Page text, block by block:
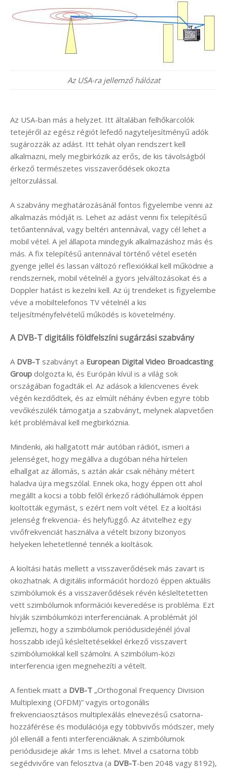
Az USA-ra jellemző hálózat
Az USA-ban más a helyzet. Itt általában felhőkarcolók
tetejéről az egész régiót lefedő nagyteljesítményű adók
sugározzák az adást. Itt tehát olyan rendszert kell
alkalmazni, mely megbirkózik az erős, de kis távolságból
érkező természetes visszaverődések okozta
jeltorzulással.
A szabvány meghatározásánál fontos figyelembe venni az
alkalmazás módját is. Lehet az adást venni fix telepítésű
tetőantennával, vagy beltéri antennával, vagy cél lehet a
mobil vétel. A jel állapota mindegyik alkalmazáshoz más és
más. A fix telepítésű antennával történő vétel esetén
gyenge jellel és lassan változó reflexiókkal kell működnie a
rendszernek, mobil vételnél a gyors jelváltozásokat és a
Doppler hatást is kezelni kell. Az új trendeket is figyelembe
véve a mobiltelefonos TV vételnél a kis
teljesítményfelvételű működés is követelmény.
A DVB-T digitális földfelszíni sugárzási szabvány
A DVB-T szabványt a European Digital Video Broadcasting
Group dolgozta ki, és Európán kívül is a világ sok
országában fogadták el. Az adások a kilencvenes évek
végén kezdődtek, és az elmúlt néhány évben egyre több
vevőkészülék támogatja a szabványt, melynek alapvetően
két problémával kell megbirkóznia.
Mindenki, aki hallgatott már autóban rádiót, ismeri a
jelenséget, hogy megállva a dugóban néha hírtelen
elhallgat az állomás, s aztán akár csak néhány métert
haladva újra megszólal. Ennek oka, hogy éppen ott ahol
megállt a kocsi a több felől érkező rádióhullámok éppen
kioltották egymást, s ezért nem volt vétel. Ez a kioltási
jelenség frekvencia- és helyfüggő. Az átvitelhez egy
vivőfrekvenciát használva a vételt bizony bizonyos
helyeken lehetetlenné tennék a kioltások.
A kioltási hatás mellett a visszaverődések más zavart is
okozhatnak. A digitális információt hordozó éppen aktuális
szimbólumok és a visszaverődések révén késleltetetten
vett szimbólumok információi keveredése is probléma. Ezt
hívják szimbólumközi interferenciának. A problémát jól
jellemzi, hogy a szimbólumok periódusidejénél jóval
hosszabb idejű késleltetésekkel érkező visszavert
szimbólumokkal kell számolni. A szimbólum-közi
interferencia igen megnehezíti a vételt.
A fentiek miatt a DVB-T „Orthogonal Frequency Division
Multiplexing (OFDM)” vagyis ortogonális
frekvenciaosztásos multiplexálás elnevezésű csatorna-
hozzáférése és modulációja egy többvivős módszer, mely
jól ellenáll a fenti interferenciáknak. A szimbólumok
periódusideje akár 1ms is lehet. Mivel a csatorna több
segédvivőre van felosztva (a DVB-T-ben 2048 vagy 8192),